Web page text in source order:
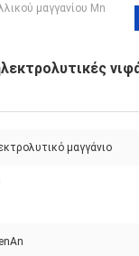
μαγγανίου Mn
μαγγάνιο